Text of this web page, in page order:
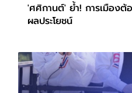
'ศศิกานต์' ย้ำ! การเมือง
ผลประโยชน์